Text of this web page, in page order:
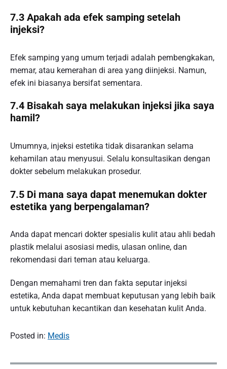
7.3 Apakah ada efek samping setelah
injeksi?
Efek samping yang umum terjadi adalah pembengkakan,
memar, atau kemerahan di area yang diinjeksi. Namun,
efek ini biasanya bersifat sementara.
7.4 Bisakah saya melakukan injeksi jika saya
hamil?
Umumnya, injeksi estetika tidak disarankan selama
kehamilan atau menyusui. Selalu konsultasikan dengan
dokter sebelum melakukan prosedur.
7.5 Di mana saya dapat menemukan dokter
estetika yang berpengalaman?
Anda dapat mencari dokter spesialis kulit atau ahli bedah
plastik melalui asosiasi medis, ulasan online, dan
rekomendasi dari teman atau keluarga.
Dengan memahami tren dan fakta seputar injeksi
estetika, Anda dapat membuat keputusan yang lebih baik
untuk kebutuhan kecantikan dan kesehatan kulit Anda.
Posted in: Medis
P